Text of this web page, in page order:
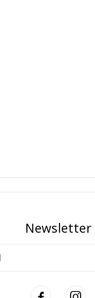
Newsletter